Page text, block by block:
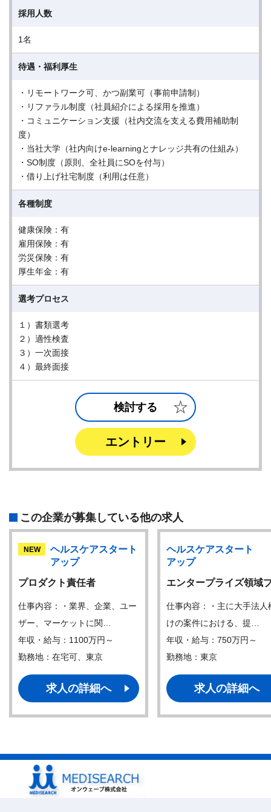
採用人数
1名
待遇・福利厚生
・リモートワーク可、かつ副業可（事前申請制）
・リファラル制度（社員紹介による採用を推進）
・コミュニケーション支援（社内交流を支える費用補助制
度）
・当社大学（社内向けe-learningとナレッジ共有の仕組み）
・SO制度（原則、全社員にSOを付与）
・借り上げ社宅制度（利用は任意）
各種制度
健康保険：有
雇用保険：有
労災保険：有
厚生年金：有
選考プロセス
１）書類選考
２）適性検査
３）一次面接
４）最終面接
検討する
エントリー
この企業が募集している他の求人
NEW
ヘルスケアスタート
アップ
プロダクト責任者
仕事内容：・業界、企業、ユー
ザー、マーケットに関…
年収・給与：1100万円～
勤務地：在宅可、東京
求人の詳細へ
ヘルスケアスタート
アップ
エンタープライズ領域
仕事内容：・主に大手法人
けの案件における、提…
年収・給与：750万円～
勤務地：東京
求人の詳細へ